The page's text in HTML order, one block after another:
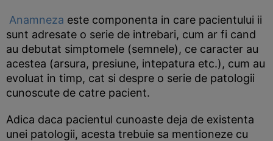
Anamneza este componenta in care pacientului ii
sunt adresate o serie de intrebari, cum ar fi cand
au debutat simptomele (semnele), ce caracter au
acestea (arsura, presiune, intepatura etc.), cum au
evoluat in timp, cat si despre o serie de patologii
cunoscute de catre pacient.
Adica daca pacientul cunoaste deja de existenta
unei patologii, acesta trebuie sa mentioneze cu